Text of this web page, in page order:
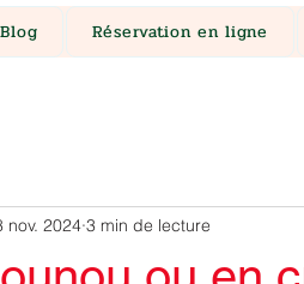
Blog Réservation en ligne
nov. 2024 3 min de lecture